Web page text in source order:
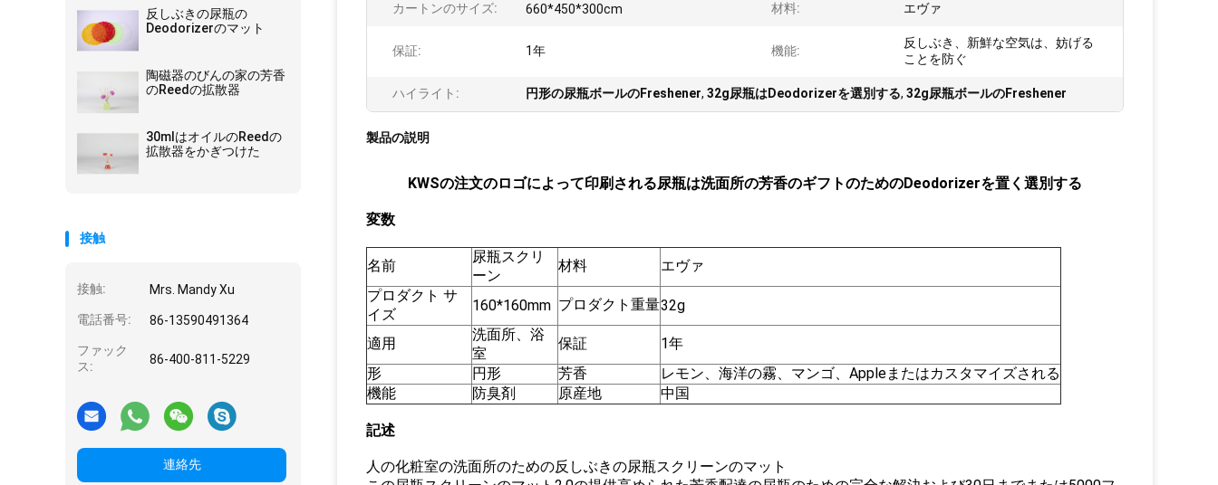
反しぶきの尿瓶の
Deodorizerのマット
陶磁器のびんの家の芳香
のReedの拡散器
30mlはオイルのReedの
拡散器をかぎつけた
接触
接触: Mrs. Mandy Xu
電話番号: 86-13590491364
ファック
ス:
86-400-811-5229
連絡先
カートンのサイズ: 660*450*300cm 材料: エヴァ
保証: 1年 機能:
反しぶき、新鮮な空気は、妨げる
ことを防ぐ
ハイライト: 円形の尿瓶ボールのFreshener, 32g尿瓶はDeodorizerを選別する, 32g尿瓶ボールのFreshener
製品の説明
KWSの注文のロゴによって印刷される尿瓶は洗面所の芳香のギフトのためのDeodorizerを置く選別する
変数
名前
尿瓶スクリ
ーン
材料
エヴァ
プロダクト サ
イズ
160*160mm プロダクト重量32g
適用
洗面所、浴
室
保証
1年
形
円形 芳香
レモン、海洋の霧、マンゴ、Appleまたはカスタマイズされる
機能
防臭剤 原産地 中国
記述
人の化粧室の洗面所のための反しぶきの尿瓶スクリーンのマット